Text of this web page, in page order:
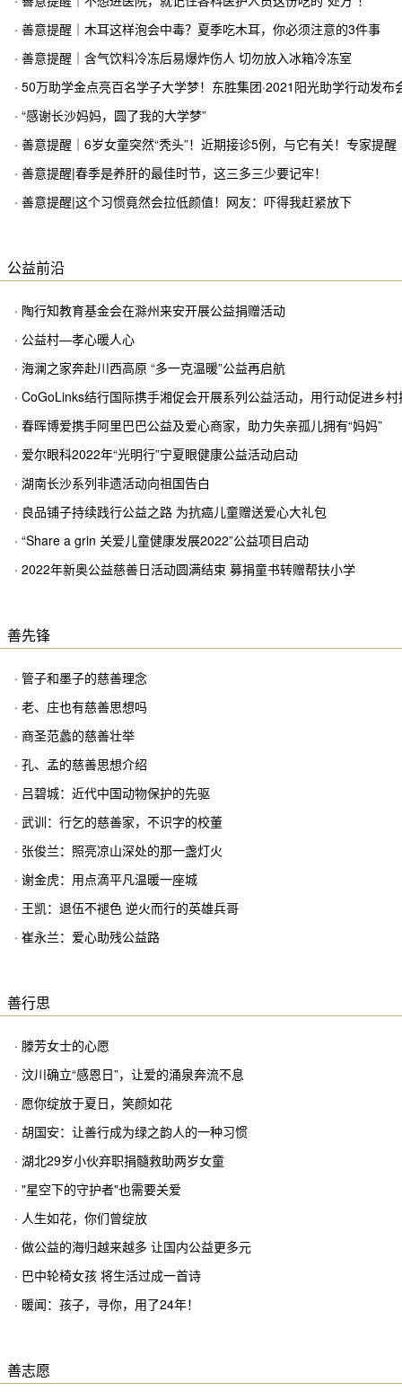
· 善意提醒｜木耳这样泡会中毒？夏季吃木耳，你必须注意的3件事
· 善意提醒｜含气饮料冷冻后易爆炸伤人 切勿放入冰箱冷冻室
· 50万助学金点亮百名学子大学梦！东胜集团·2021阳光助学行动发布
· “感谢长沙妈妈，圆了我的大学梦”
· 善意提醒｜6岁女童突然“秃头”！近期接诊5例，与它有关！专家提醒
· 善意提醒|春季是养肝的最佳时节，这三多三少要记牢！
· 善意提醒|这个习惯竟然会拉低颜值！网友：吓得我赶紧放下
公益前沿
· 陶行知教育基金会在滁州来安开展公益捐赠活动
· 公益村—孝心暖人心
· 海澜之家奔赴川西高原 “多一克温暖”公益再启航
· CoGoLinks结行国际携手湘促会开展系列公益活动，用行动促进乡村
· 春晖博爱携手阿里巴巴公益及爱心商家，助力失亲孤儿拥有“妈妈”
· 爱尔眼科2022年“光明行”宁夏眼健康公益活动启动
· 湖南长沙系列非遗活动向祖国告白
· 良品铺子持续践行公益之路 为抗癌儿童赠送爱心大礼包
· “Share a grin 关爱儿童健康发展2022”公益项目启动
· 2022年新奥公益慈善日活动圆满结束 募捐童书转赠帮扶小学
善先锋
· 管子和墨子的慈善理念
· 老、庄也有慈善思想吗
· 商圣范蠡的慈善壮举
· 孔、孟的慈善思想介绍
· 吕碧城：近代中国动物保护的先驱
· 武训：行乞的慈善家，不识字的校董
· 张俊兰：照亮凉山深处的那一盏灯火
· 谢金虎：用点滴平凡温暖一座城
· 王凯：退伍不褪色 逆火而行的英雄兵哥
· 崔永兰：爱心助残公益路
善行思
· 滕芳女士的心愿
· 汶川确立“感恩日”，让爱的涌泉奔流不息
· 愿你绽放于夏日，笑颜如花
· 胡国安：让善行成为绿之韵人的一种习惯
· 湖北29岁小伙弃职捐髓救助两岁女童
· "星空下的守护者"也需要关爱
· 人生如花，你们曾绽放
· 做公益的海归越来越多 让国内公益更多元
· 巴中轮椅女孩 将生活过成一首诗
· 暖闻：孩子，寻你，用了24年！
善志愿